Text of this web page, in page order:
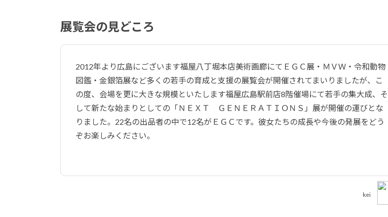
展覧会の見どころ
2012年より広島にございます福屋八丁堀本店美術画廊にてＥＧＣ展・ＭＶＷ・令和動物
図鑑・金銀箔展など多くの若手の育成と支援の展覧会が開催されてまいりましたが、こ
の度、会場を更に大きな規模といたします福屋広島駅前店8階催場にて若手の集大成、そ
して新たな始まりとしての「ＮＥＸＴ ＧＥＮＥＲＡＴＩＯＮＳ」展が開催の運びとな
りました。22名の出品者の中で12名がＥＧＣです。彼女たちの成長や今後の発展をどう
ぞお楽しみください。
kei